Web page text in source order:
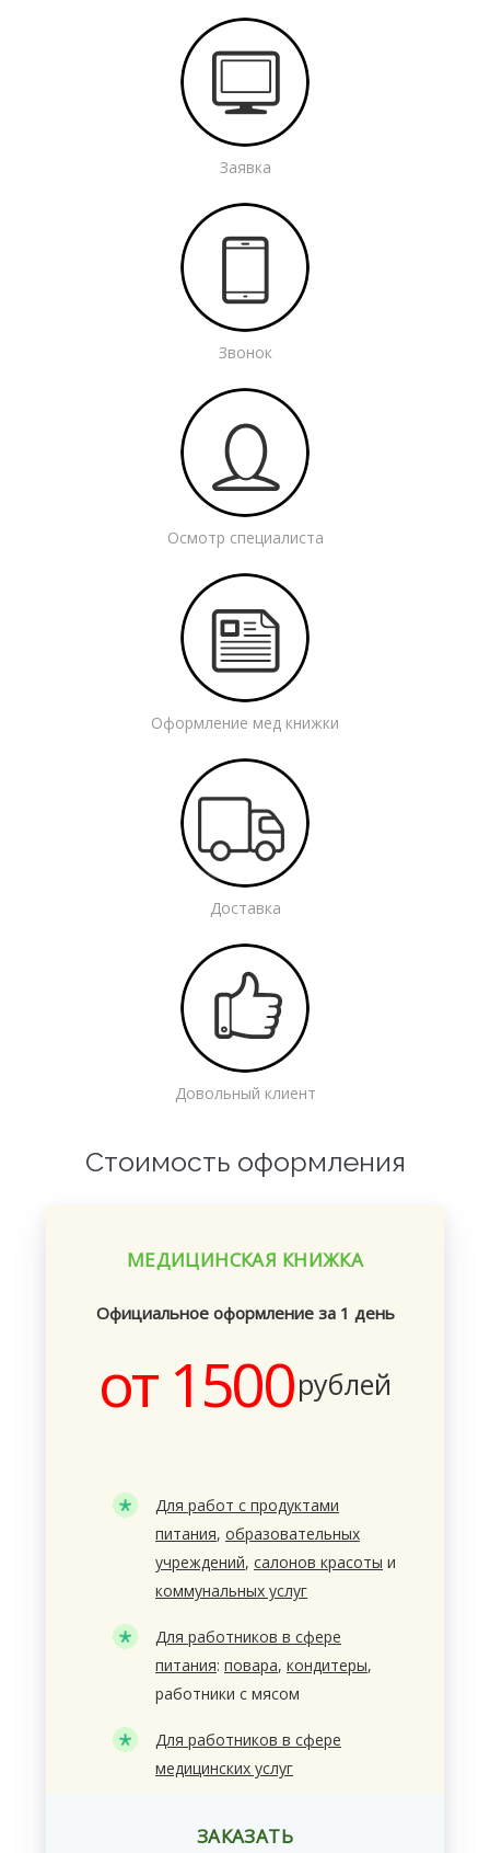
Заявка
Звонок
Осмотр специалиста
Оформление мед книжки
Доставка
Довольный клиент
Стоимость оформления
МЕДИЦИНСКАЯ КНИЖКА
Официальное оформление за 1 день
от 1500рублей
Для работ с продуктами
питания, образовательных
учреждений, салонов красоты и
коммунальных услуг
Для работников в сфере
питания: повара, кондитеры,
работники с мясом
Для работников в сфере
медицинских услуг
ЗАКАЗАТЬ